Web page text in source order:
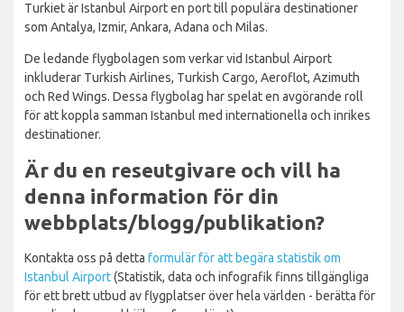
Turkiet är Istanbul Airport en port till populära destinationer
som Antalya, Izmir, Ankara, Adana och Milas.
De ledande flygbolagen som verkar vid Istanbul Airport
inkluderar Turkish Airlines, Turkish Cargo, Aeroflot, Azimuth
och Red Wings. Dessa flygbolag har spelat en avgörande roll
för att koppla samman Istanbul med internationella och inrikes
destinationer.
Är du en reseutgivare och vill ha
denna information för din
webbplats/blogg/publikation?
Kontakta oss på detta formulär för att begära statistik om
Istanbul Airport(Statistik, data och infografik finns tillgängliga
för ett brett utbud av flygplatser över hela världen - berätta för